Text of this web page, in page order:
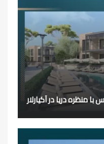
منظره دریا در آکیارلار